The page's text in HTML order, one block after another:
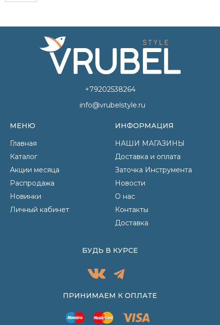
+79202538264
info@vrubelstyle.ru
МЕНЮ
Главная
Каталог
Акции месяца
Распродажа
Новинки
Личный кабинет
ИНФОРМАЦИЯ
НАШИ МАГАЗИНЫ
Доставка и оплата
Заточка Инструмента
Новости
О нас
Контакты
Доставка
ПРИНИМАЕМ К ОПЛАТЕ
БУДЬ В КУРСЕ